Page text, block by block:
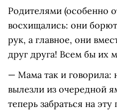
Родителями (особенно
восхищались: они
рук, а главное, они
друг друга! Всем бы их
— Мама так и говорила:
вылезли из очередной
теперь забраться на эту